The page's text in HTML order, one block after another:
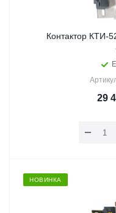
Контактор КТИ-
29
НОВИНКА